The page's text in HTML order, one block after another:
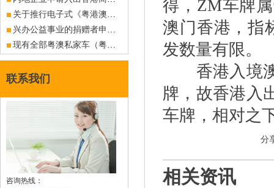
关于推行电子式《粤港澳机动车往来及驾驶人批准通知书》的公告
兴办公益事业的捐赠者申请香港入出内地商务车深港粤Z车牌指标
现有全部粤澳私家车（粤Z澳车牌）可申请加签通行港珠澳大桥
联系我们
咨询热线：
得，ZM车牌
澳门香港，指
发数量有限。
香港入境澳
牌，故香港入
车牌，相对之
分
相关资讯